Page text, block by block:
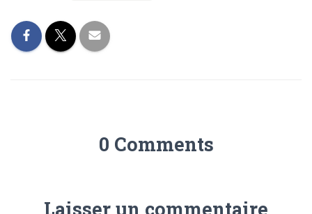
0 Comments
Laisser un commentaire